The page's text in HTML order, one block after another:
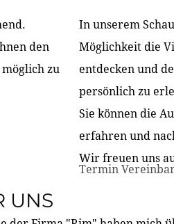
& REFERENZEN
den
zu
In unserem
Möglichkeit die
entdecken und
persönlich zu
Sie können die
erfahren und
Wir freuen uns
Termin
UNS